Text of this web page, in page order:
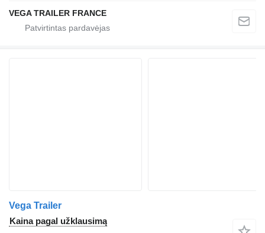
VEGA TRAILER FRANCE
Vega Trailer
Kaina pagal užklausimą